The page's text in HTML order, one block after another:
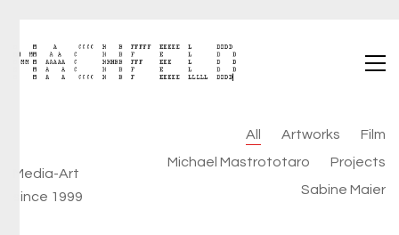
Media-Art
since 1999
All Artworks
Film
Michael Mastrototaro
Projects
Sabine Maier